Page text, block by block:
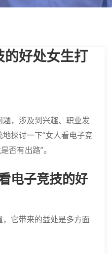
的好处女生打
，涉及到兴趣、职业发
探讨一下“女人看电子竞
否有出路”。
电子竞技的好
它带来的益处是多方面